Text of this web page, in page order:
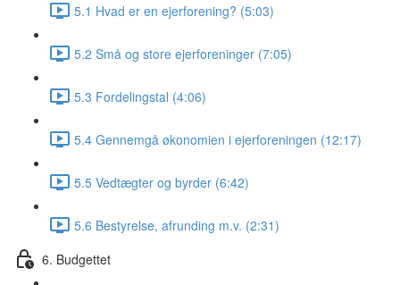
5.1 Hvad er en ejerforening? (5:03)
5.2 Små og store ejerforeninger (7:05)
5.3 Fordelingstal (4:06)
5.4 Gennemgå økonomien i ejerforeningen (12:17)
5.5 Vedtægter og byrder (6:42)
5.6 Bestyrelse, afrunding m.v. (2:31)
6. Budgettet